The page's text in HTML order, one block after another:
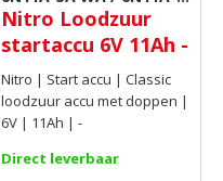
3A | Motor accu
Nitro Loodzuur
startaccu 6V 11Ah -
Nitro | Start accu | Classic
loodzuur accu met doppen |
6V | 11Ah | -
Direct leverbaar